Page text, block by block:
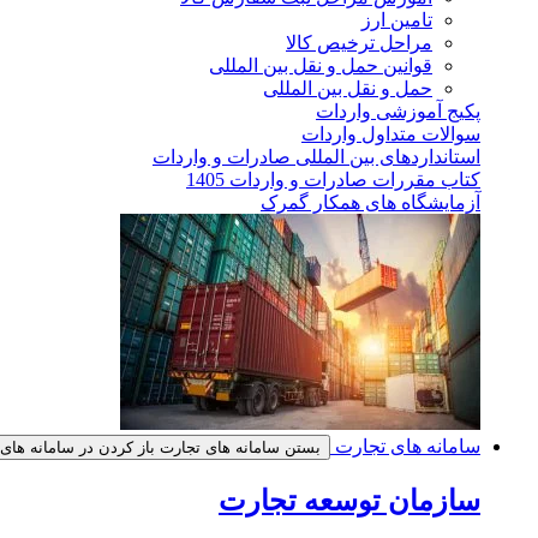
تامین ارز
مراحل ترخیص کالا
قوانین حمل و نقل بین المللی
حمل و نقل بین المللی
پکیج آموزشی واردات
سوالات متداول واردات
استانداردهای بین المللی صادرات و واردات
کتاب مقررات صادرات و واردات 1405
آزمایشگاه های همکار گمرک
سامانه های تجارت بستن سامانه های تجارت باز کردن در سامانه
سازمان توسعه تجارت